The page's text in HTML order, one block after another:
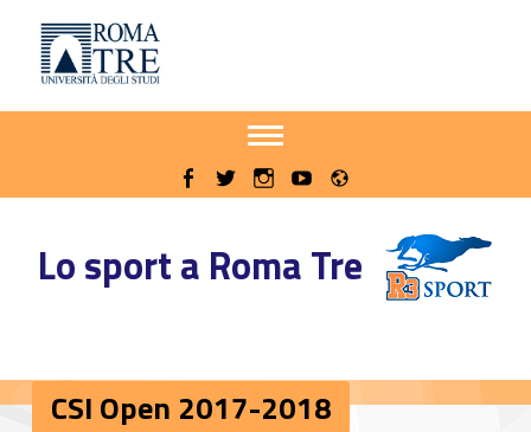
CSI Open 2017-2018 - Sito delle iniziative sportive di Roma Tre
Lo sport a Roma Tre
Apri il menu secondario
WebMan on Facebook
WebMan on TwitterWebMan on Instagram
WebMan on Youtube
CSI Open 2017-2018